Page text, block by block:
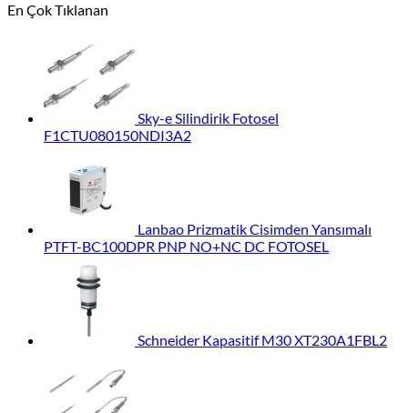
En Çok Tıklanan
Sky-e Silindirik Fotosel
F1CTU080150NDI3A2
Lanbao Prizmatik Cisimden Yansımalı
PTFT-BC100DPR PNP NO+NC DC FOTOSEL
Schneider Kapasitif M30 XT230A1FBL2